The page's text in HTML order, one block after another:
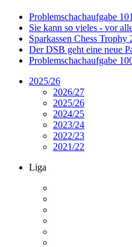
Problemschachaufgabe
Sie kann so vieles - vor
Sparkassen Chess
Der DSB geht eine neue
Problemschachaufgabe
2025/26
2026/27
2025/26
2024/25
2023/24
2022/23
2021/22
Liga